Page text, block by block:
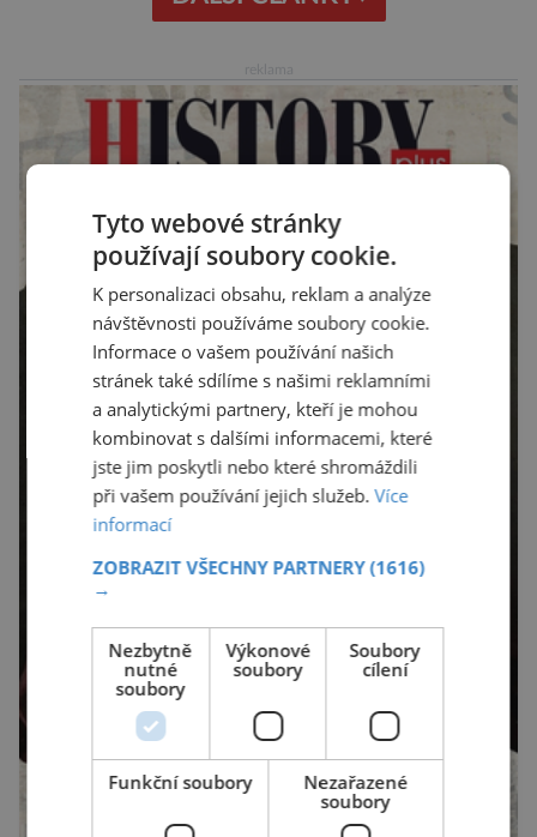
databázi, kterou tvoří pracovníci Ústavu dějin
Svobodovou. Experti […]
Tyto webové stránky
používají soubory cookie.
K personalizaci obsahu, reklam a analýze
návštěvnosti používáme soubory cookie.
Informace o vašem používání našich
stránek také sdílíme s našimi reklamními
a analytickými partnery, kteří je mohou
kombinovat s dalšími informacemi, které
jste jim poskytli nebo které shromáždili
při vašem používání jejich služeb.Více
informací
ZOBRAZIT VŠECHNY PARTNERY(1616)
→
Nezbytně
nutné
soubory
Výkonové
soubory
Soubory
cílení
Funkční soubory
Nezařazené
soubory